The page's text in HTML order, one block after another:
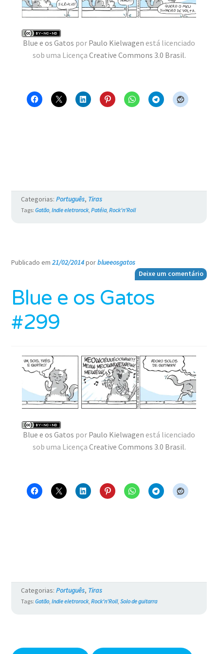
MINHA CONTA
CARRINHO
Blue e os Gatos por Paulo Kielwagen está licenciado
sob uma Licença Creative Commons 3.0 Brasil.
Categorias: Português, Tiras
Tags: Gatão, Indie eletrorock, Patéia, Rock'n'Roll
Publicado em 21/02/2014porblueeosgatos
Deixe um comentário
Blue e os Gatos
#299
Blue e os Gatos por Paulo Kielwagen está licenciado
sob uma Licença Creative Commons 3.0 Brasil.
Categorias: Português, Tiras
Tags: Gatão, Indie eletrorock, Rock'n'Roll, Solo de guitarra